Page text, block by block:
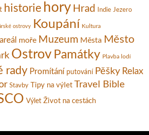
historie hory Hrad Indie Jezero
ostrovy Koupání Kultura
moře Muzeum Města Město
Ostrov Památky Plavba lodí
rady Promítání putování Pěšky Relax
Stavby Tipy na výlet Travel Bible
Výlet Život na cestách